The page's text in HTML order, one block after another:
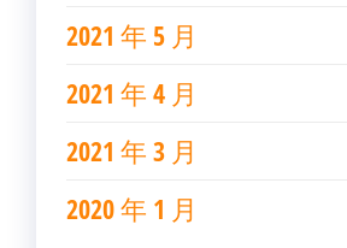
2021 年 5 月
2021 年 4 月
2021 年 3 月
2020 年 1 月